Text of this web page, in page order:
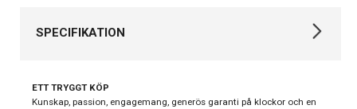
SPECIFIKATION
Kollektion
Övriga
ETT TRYGGT KÖP
Kunskap, passion, engagemang, generös garanti på klockor och en